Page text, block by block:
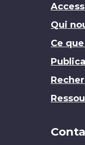
Qui
Ce